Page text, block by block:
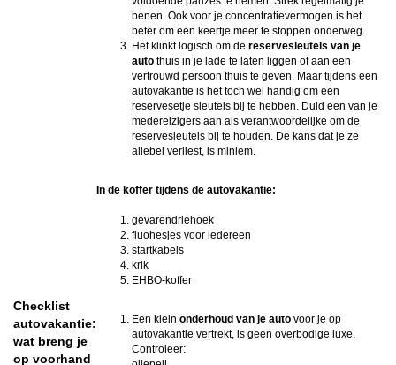
benen. Ook voor je concentratievermogen is het
beter om een keertje meer te stoppen onderweg.
Het klinkt logisch om de reservesleutels van je
auto thuis in je lade te laten liggen of aan een
vertrouwd persoon thuis te geven. Maar tijdens een
autovakantie is het toch wel handig om een
reservesetje sleutels bij te hebben. Duid een van je
medereizigers aan als verantwoordelijke om de
reservesleutels bij te houden. De kans dat je ze
allebei verliest, is miniem.
In de koffer tijdens de autovakantie:
gevarendriehoek
fluohesjes voor iedereen
startkabels
krik
EHBO-koffer
Checklist
autovakantie:
wat breng je
op voorhand
Een klein onderhoud van je auto voor je op
autovakantie vertrekt, is geen overbodige luxe.
Controleer: